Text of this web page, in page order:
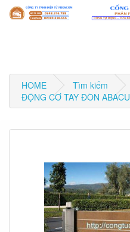
HOME
Tìm kiếm
ĐỘNG CƠ TAY ĐÒN